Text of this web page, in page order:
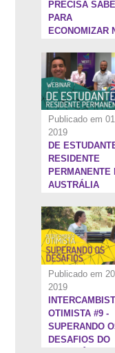
PRECISA
PARA
ECONOMIZAR
INTERCÂMBIO
PARA
Publicado em
2019
DE
RESIDENTE
PERMANENTE
AUSTRÁLIA
Publicado em
2019
OTIMISTA #9 -
SUPERANDO
DESAFIOS DO